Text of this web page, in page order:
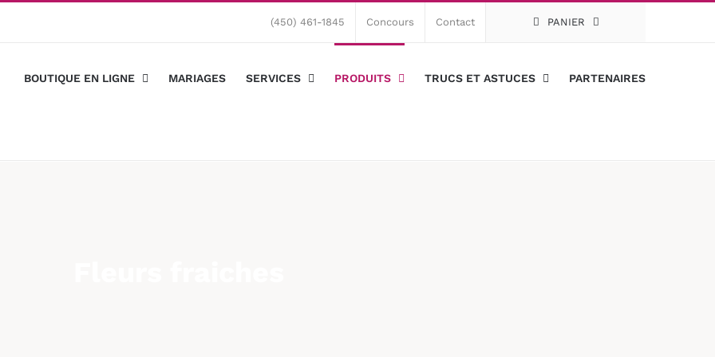
(450) 461-1845 Concours Contact PANIER
BOUTIQUE EN LIGNE MARIAGES SERVICES PRODUITS TRUCS ET ASTUCES PARTENAIRES